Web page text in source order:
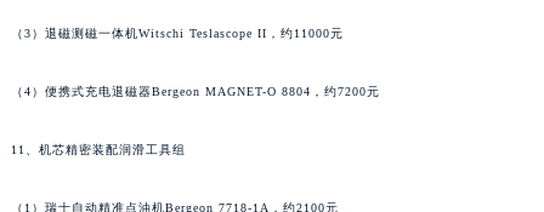
（3）退磁测磁一体机Witschi Teslascope II，约11000元
（4）便携式充电退磁器Bergeon MAGNET-O 8804，约7200元
11、机芯精密装配润滑工具组
（1）瑞士自动精准点油机Bergeon 7718-1A，约2100元